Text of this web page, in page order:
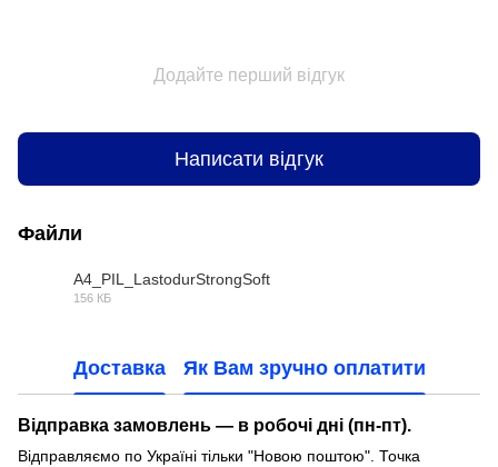
Додайте перший відгук
Написати відгук
Файли
A4_PIL_LastodurStrongSoft
156 КБ
Доставка Як Вам зручно оплатити
Відправка замовлень — в робочі дні (пн-пт).
Відправляємо по Україні тільки "Новою поштою". Точка